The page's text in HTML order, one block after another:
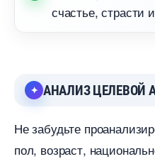
счастье, страсти
АНАЛИЗ ЦЕЛЕВОЙ
Не забудьте
пол, возраст,